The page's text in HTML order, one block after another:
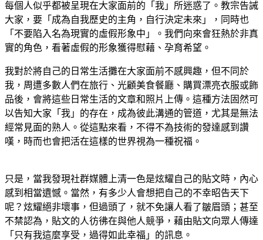
每個人似乎都被呈現在大家面前的「我」所迷惑了。教宗告誡
大家，要「成為自我歷史的主角，自行決定未來」，同時也
「不要陷入名為現實的虛假形象中」。我們向來會狂熱於非真
實的角色，看著虛假的形象獲得慰藉、孕育希望。
我對於將自己的日常生活攤在大家面前不感興趣，但不同於
我，周遭多數人們在旅行、光顧美食餐廳、購買漂亮衣服或飾
品後，會將這些日常生活的文章和照片上傳。這種方法固然可
以告知大家「我」的存在，成為彼此溝通的管道，尤其是無法
經常見面的熟人。從這點來看，不得不為技術的發達感到讚
嘆，時而也會把活在這樣的世界視為一種祝福。
只是，當我發現社群媒體上清一色是炫耀自己的貼文時，內心
感到相當遺憾。當然，有多少人會想把自己的不幸昭告天下
呢？炫耀絕非壞事，但過頭了，就不免讓人看了皺眉頭；甚至
不禁認為，貼文的人彷彿在與他人競爭，藉由貼文向眾人傳達
「只有我這麼享受，過得如此幸福」的訊息。